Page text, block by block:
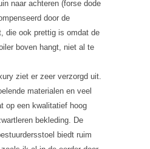
naar achteren (forse dode
door de
die ook prettig is omdat de
boven hangt, niet al te
ziet er zeer verzorgd uit.
materialen en veel
op een kwalitatief hoog
bekleding. De
biedt ruim